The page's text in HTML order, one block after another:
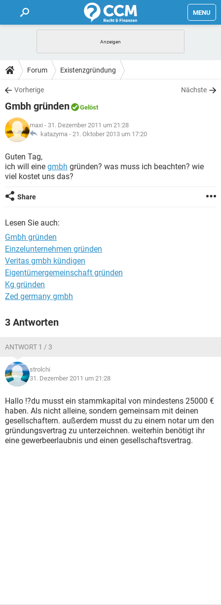
MENU
FORUM
TIPPS
LEXIKON
Forum Existenzgründung
Vorherige Nächste
Gmbh gründen Gelöst
maxi - 31. Dezember 2011 um 21:28
katazyrna - 21. Oktober 2013 um 17:20
Guten Tag,
ich will eine gmbh gründen? was muss ich beachten? wie
viel kostet uns das?
Share
Lesen Sie auch:
Gmbh gründen
Einzelunternehmen gründen
Veritas gmbh kündigen
Eigentümergemeinschaft gründen
Kg gründen
Zed germany gmbh
3 Antworten
ANTWORT 1 / 3
strolchi
31. Dezember 2011 um 21:28
Hallo !?du musst ein stammkapital von mindestens 25000 €
haben. Als nicht alleine, sondern gemeinsam mit deinen
gesellschaftern. außerdem musst du zu einem notar um den
gründungsvertrag zu unterzeichnen. weiterhin benötigt ihr
eine gewerbeerlaubnis und einen gesellschaftsvertrag.